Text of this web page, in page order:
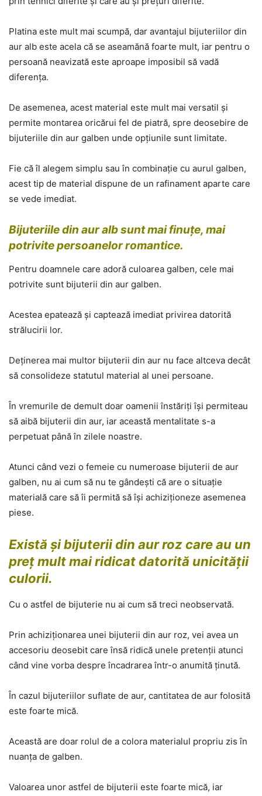
Platina este mult mai scumpă, dar avantajul bijuteriilor din
aur alb este acela că se aseamănă foarte mult, iar pentru o
persoană neavizată este aproape imposibil să vadă
diferența.
De asemenea, acest material este mult mai versatil și
permite montarea oricărui fel de piatră, spre deosebire de
bijuteriile din aur galben unde opțiunile sunt limitate.
Fie că îl alegem simplu sau în combinație cu aurul galben,
acest tip de material dispune de un rafinament aparte care
se vede imediat.
Bijuteriile din aur alb sunt mai finuțe, mai
potrivite persoanelor romantice.
Pentru doamnele care adoră culoarea galben, cele mai
potrivite sunt bijuterii din aur galben.
Acestea epatează și captează imediat privirea datorită
strălucirii lor.
Deținerea mai multor bijuterii din aur nu face altceva decât
să consolideze statutul material al unei persoane.
În vremurile de demult doar oamenii înstăriți își permiteau
să aibă bijuterii din aur, iar această mentalitate s-a
perpetuat până în zilele noastre.
Atunci când vezi o femeie cu numeroase bijuterii de aur
galben, nu ai cum să nu te gândești că are o situație
materială care să îi permită să își achiziționeze asemenea
piese.
Există și bijuterii din aur roz care au un
preț mult mai ridicat datorită unicității
culorii.
Cu o astfel de bijuterie nu ai cum să treci neobservată.
Prin achiziționarea unei bijuterii din aur roz, vei avea un
accesoriu deosebit care însă ridică unele pretenții atunci
când vine vorba despre încadrarea într-o anumită ținută.
În cazul bijuteriilor suflate de aur, cantitatea de aur folosită
este foarte mică.
Această are doar rolul de a colora materialul propriu zis în
nuanța de galben.
Valoarea unor astfel de bijuterii este foarte mică, iar